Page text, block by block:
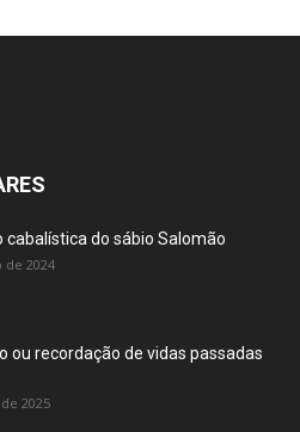
cabalística do sábio Salomão
de 2024
ou recordação de vidas passadas
2025